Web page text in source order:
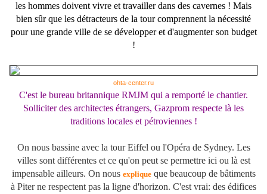
les hommes doivent vivre et travailler dans des cavernes ! Mais
bien sûr que les détracteurs de la tour comprennent la nécessité
pour une grande ville de se développer et d'augmenter son budget
!
ohta-center.ru
C'est le bureau britannique RMJM qui a remporté le chantier.
Solliciter des architectes étrangers, Gazprom respecte là les
traditions locales et pétroviennes !
On nous bassine avec la tour Eiffel ou l'Opéra de Sydney. Les
villes sont différentes et ce qu'on peut se permettre ici ou là est
impensable ailleurs. On nous expliqueque beaucoup de bâtiments
à Piter ne respectent pas la ligne d'horizon. C'est vrai: des édifices